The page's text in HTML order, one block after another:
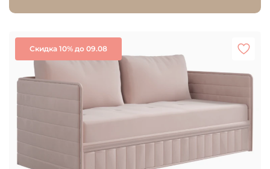
Скидка 10% до 09.08